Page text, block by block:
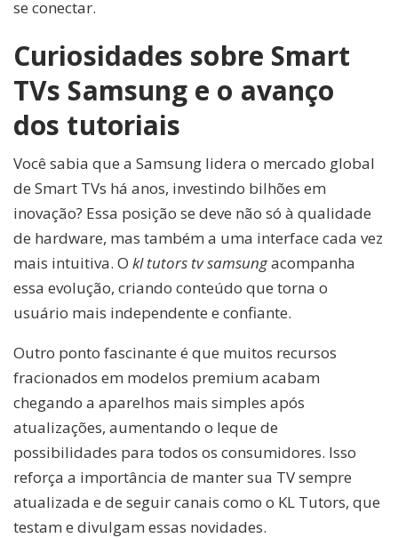
se conectar.
Curiosidades sobre Smart
TVs Samsung e o avanço
dos tutoriais
Você sabia que a Samsung lidera o mercado global
de Smart TVs há anos, investindo bilhões em
inovação? Essa posição se deve não só à qualidade
de hardware, mas também a uma interface cada vez
mais intuitiva. O kl tutors tv samsungacompanha
essa evolução, criando conteúdo que torna o
usuário mais independente e confiante.
Outro ponto fascinante é que muitos recursos
fracionados em modelos premium acabam
chegando a aparelhos mais simples após
atualizações, aumentando o leque de
possibilidades para todos os consumidores. Isso
reforça a importância de manter sua TV sempre
atualizada e de seguir canais como o KL Tutors, que
testam e divulgam essas novidades.